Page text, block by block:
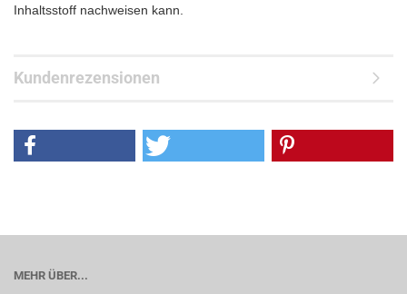
Inhaltsstoff nachweisen kann.
Kundenrezensionen
MEHR ÜBER...